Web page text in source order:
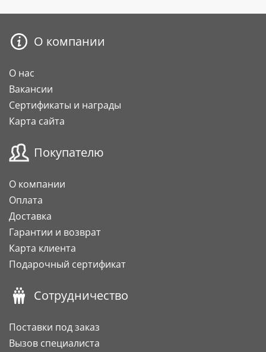
О компании
О нас
Вакансии
Сертификаты и награды
Карта сайта
Покупателю
О компании
Оплата
Доставка
Гарантии и возврат
Карта клиента
Подарочный сертификат
Сотрудничество
Поставки под заказ
Вызов специалиста